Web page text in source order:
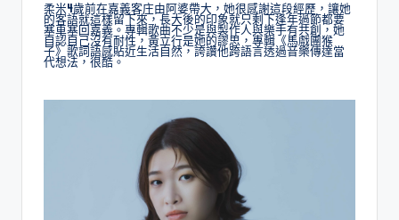
柔米4歲前在嘉義客庄由阿婆帶大，她很感謝這段經歷，讓她
的客語就這樣留下來，長大後的印象就只剩下逢年過節都要
塞車塞回嘉義。專輯歌曲不少是與製作人與樂手有共創，她
自認自己沒有耐性，黃立行是她的謬思，專輯《馬戲團猴
子》歌詞語感貼近生活自然，誇讚他跨語言透過音樂傳達當
代想法，很酷。